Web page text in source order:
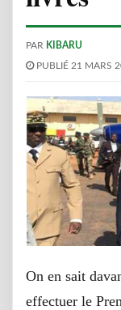
PAR KIBARU
PUBLIÉ 21 MARS
On en sait
effectuer le